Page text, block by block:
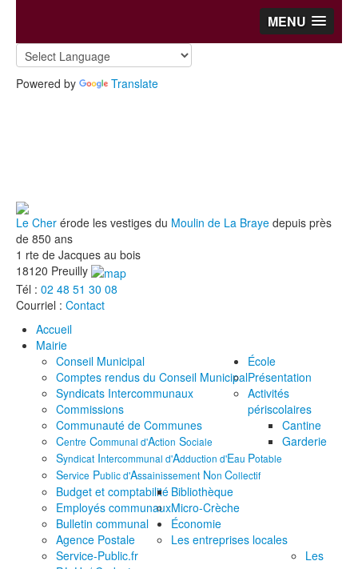
MENU
Powered by Translate
Le Cher érode les vestiges du Moulin de La Braye depuis près
de 850 ans
1 rte de Jacques au bois
18120 Preuilly
Tél : 02 48 51 30 08
Courriel : Contact
Accueil
Mairie
Conseil Municipal
Comptes rendus du Conseil Municipal
Syndicats Intercommunaux
Commissions
Communauté de Communes
Centre Communal d'Action Sociale
Syndicat Intercommunal d'Adduction d'Eau Potable
Service Public d'Assainissement Non Collectif
Budget et comptabilité
Employés communaux
Bulletin communal
Agence Postale
Service-Public.fr
École
Présentation
Activités
périscolaires
Cantine
Garderie
Bibliothèque
Micro-Crèche
Économie
Les entreprises locales
Les